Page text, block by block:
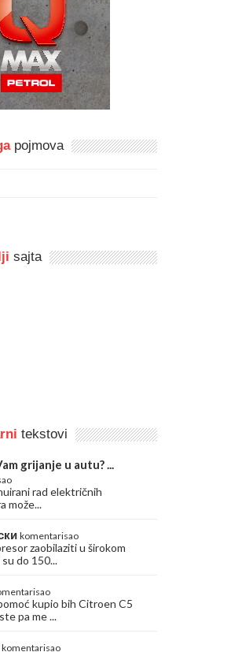
pojmova
sajta
tekstovi
grijanje u autu? ...
rad električnih
može...
komentarisao
zaobilaziti u širokom
do 150...
kupio bih Citroen C5
pa me ...
komentarisao